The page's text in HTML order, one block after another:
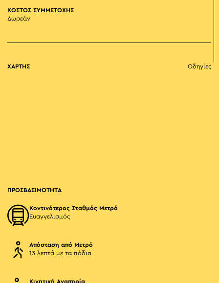
ΚΟΣΤΟΣ ΣΥΜΜΕΤΟΧΗΣ
Δωρεάν
ΧΑΡΤΗΣ Οδηγίες
ΠΡΟΣΒΑΣΙΜΟΤΗΤΑ
Κοντινότερος Σταθμός Μετρό
Ευαγγελισμός
Απόσταση από Μετρό
13 λεπτά με τα πόδια
Κινητική Αναπηρία